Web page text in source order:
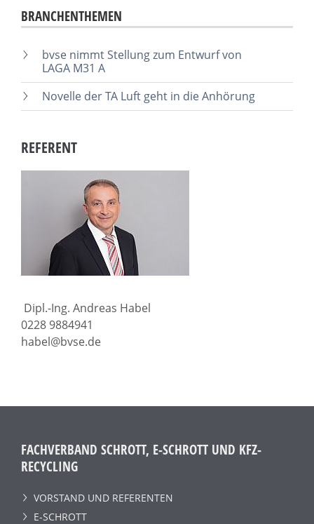
BRANCHENTHEMEN
bvse nimmt Stellung zum Entwurf von
LAGA M31 A
Novelle der TA Luft geht in die Anhörung
REFERENT
Dipl.-Ing. Andreas Habel
0228 9884941
habel@bvse.de
FACHVERBAND SCHROTT, E-SCHROTT UND KFZ-
RECYCLING
VORSTAND UND REFERENTEN
E-SCHROTT